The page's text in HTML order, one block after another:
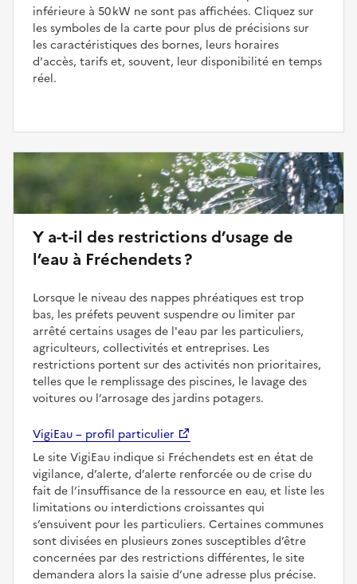
inférieure à 50 kW ne sont pas affichées. Cliquez sur
les symboles de la carte pour plus de précisions sur
les caractéristiques des bornes, leurs horaires
d'accès, tarifs et, souvent, leur disponibilité en temps
réel.
Y a-t-il des restrictions d’usage de
l’eau à Fréchendets ?
Lorsque le niveau des nappes phréatiques est trop
bas, les préfets peuvent suspendre ou limiter par
arrêté certains usages de l'eau par les particuliers,
agriculteurs, collectivités et entreprises. Les
restrictions portent sur des activités non prioritaires,
telles que le remplissage des piscines, le lavage des
voitures ou l’arrosage des jardins potagers.
VigiEau – profil particulier
Le site VigiEau indique si Fréchendets est en état de
vigilance, d’alerte, d’alerte renforcée ou de crise du
fait de l’insuffisance de la ressource en eau, et liste les
limitations ou interdictions croissantes qui
s’ensuivent pour les particuliers. Certaines communes
sont divisées en plusieurs zones susceptibles d’être
concernées par des restrictions différentes, le site
demandera alors la saisie d’une adresse plus précise.